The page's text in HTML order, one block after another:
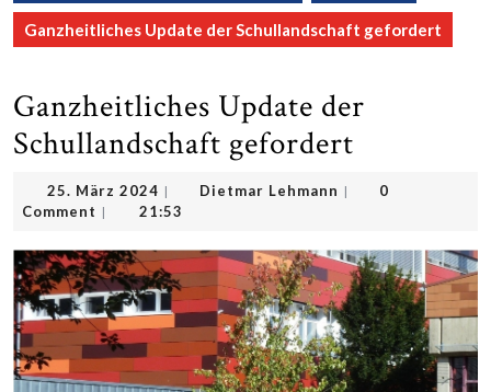
Ganzheitliches Update der Schullandschaft gefordert
Ganzheitliches Update der
Schullandschaft gefordert
25. März 2024 25.
März
| Dietmar Lehmann Dietmar
|
0
Comment | 21:53